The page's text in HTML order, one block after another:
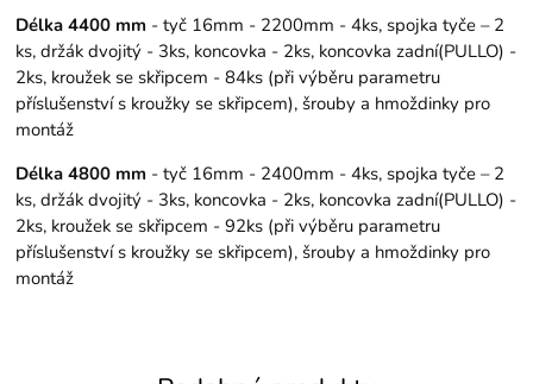
Délka 4400 mm - tyč 16mm - 2200mm - 4ks, spojka tyče – 2
ks, držák dvojitý - 3ks, koncovka - 2ks, koncovka zadní(PULLO) -
2ks, kroužek se skřipcem - 84ks (při výběru parametru
příslušenství s kroužky se skřipcem), šrouby a hmoždinky pro
montáž
Délka 4800 mm - tyč 16mm - 2400mm - 4ks, spojka tyče – 2
ks, držák dvojitý - 3ks, koncovka - 2ks, koncovka zadní(PULLO) -
2ks, kroužek se skřipcem - 92ks (při výběru parametru
příslušenství s kroužky se skřipcem), šrouby a hmoždinky pro
montáž